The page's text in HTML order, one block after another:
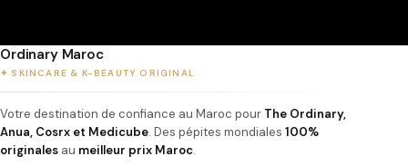
Ordinary Maroc
✦ SKINCARE & K-BEAUTY ORIGINAL
Votre destination de confiance au Maroc pour The Ordinary,
Anua, Cosrx et Medicube. Des pépites mondiales 100%
originales au meilleur prix Maroc.